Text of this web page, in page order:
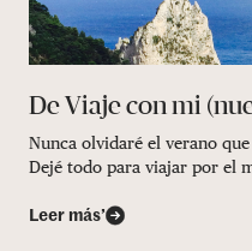
De Viaje con mi
Nunca olvidaré el verano
Dejé todo para viajar por el
Leer más’